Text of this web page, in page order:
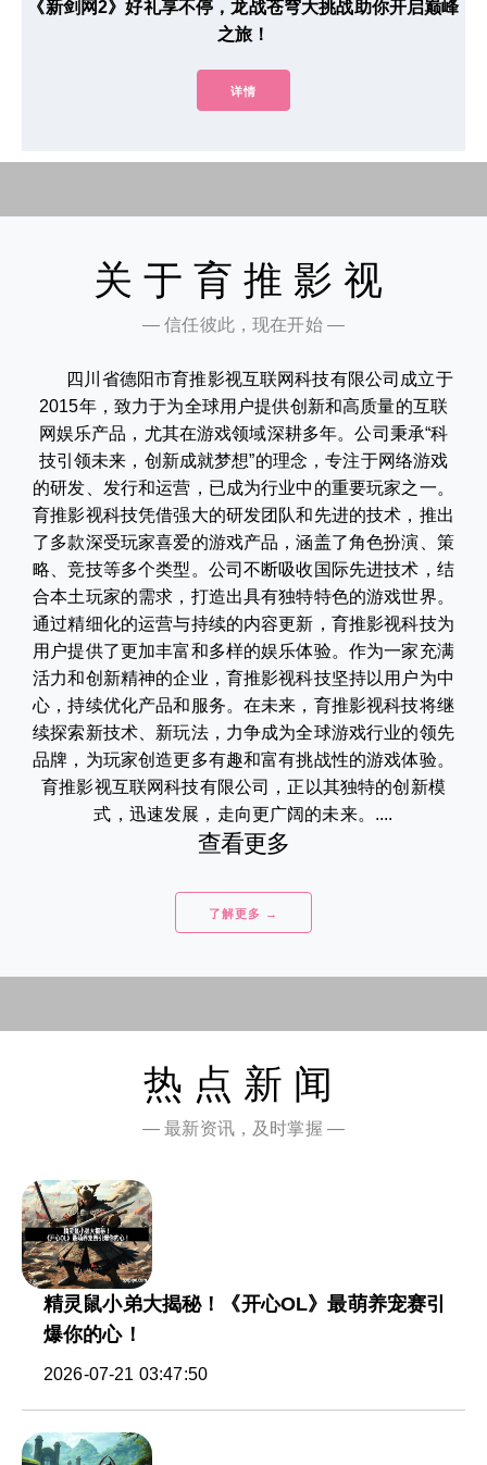
《新剑网2》好礼享不停，龙战苍穹大挑战助你开启巅峰
之旅！
详情
关于育推影视
— 信任彼此，现在开始 —
四川省德阳市育推影视互联网科技有限公司成立于
2015年，致力于为全球用户提供创新和高质量的互联
网娱乐产品，尤其在游戏领域深耕多年。公司秉承“科
技引领未来，创新成就梦想”的理念，专注于网络游戏
的研发、发行和运营，已成为行业中的重要玩家之一。
育推影视科技凭借强大的研发团队和先进的技术，推出
了多款深受玩家喜爱的游戏产品，涵盖了角色扮演、策
略、竞技等多个类型。公司不断吸收国际先进技术，结
合本土玩家的需求，打造出具有独特特色的游戏世界。
通过精细化的运营与持续的内容更新，育推影视科技为
用户提供了更加丰富和多样的娱乐体验。作为一家充满
活力和创新精神的企业，育推影视科技坚持以用户为中
心，持续优化产品和服务。在未来，育推影视科技将继
续探索新技术、新玩法，力争成为全球游戏行业的领先
品牌，为玩家创造更多有趣和富有挑战性的游戏体验。
育推影视互联网科技有限公司，正以其独特的创新模
式，迅速发展，走向更广阔的未来。....
查看更多
了解更多 →
热点新闻
— 最新资讯，及时掌握 —
精灵鼠小弟大揭秘！《开心OL》最萌养宠赛引
爆你的心！
2026-07-21 03:47:50